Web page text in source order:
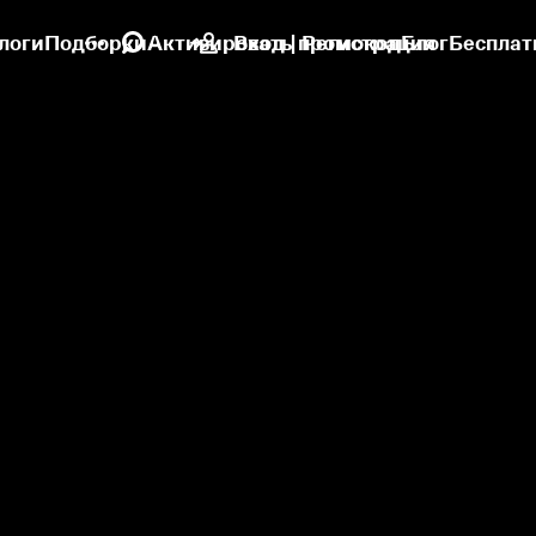
ПодборкиАктивировать промокодБлог
Вход | Регистрация